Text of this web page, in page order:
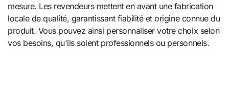
mesure. Les revendeurs mettent en avant une fabrication
locale de qualité, garantissant fiabilité et origine connue du
produit. Vous pouvez ainsi personnaliser votre choix selon
vos besoins, qu'ils soient professionnels ou personnels.